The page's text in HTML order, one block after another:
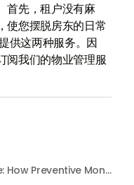
首先，租户没有麻
使您摆脱房东的日常
供这两种服务。因
阅我们的物业管理服
Beyond Maintenance: How Preventive Money Governance is Transforming Dubai Real Estate